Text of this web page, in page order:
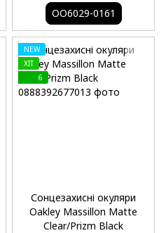
OO6029-0161
NEW
ХIT
6
Сонцезахисні окуляри
Oakley Massillon Matte
Clear/Prizm Black